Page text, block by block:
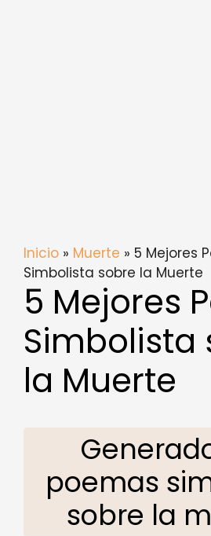
Inicio » Muerte » 5 Mejores
Simbolista sobre la Muerte
5 Mejores
Simbolista
la Muerte
poemas
sobre la